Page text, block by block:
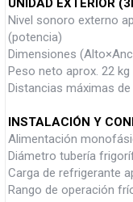
UNIDAD EXTERIOR
Nivel sonoro externo
(potencia)
Dimensiones
Peso neto aprox. 22 kg
Distancias máximas
INSTALACIÓN Y
Alimentación
Diámetro tubería
Carga de refrigerante
Rango de operación